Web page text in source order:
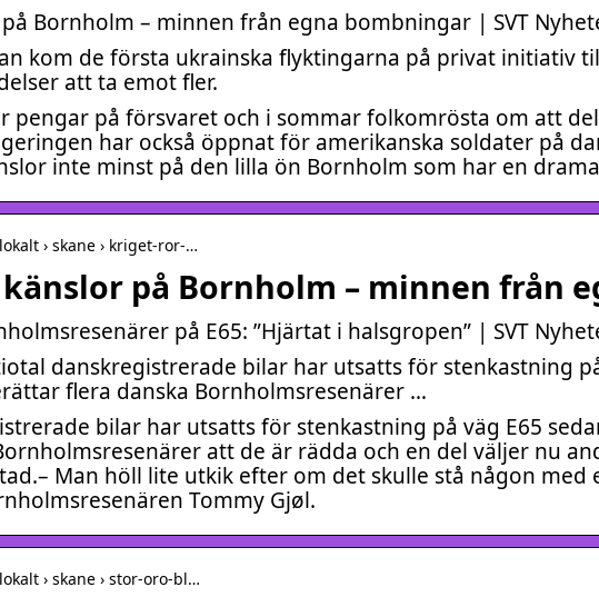
Bornholm – minnen från egna bombningar | SVT
kom de första ukrainska flyktingarna på privat initiativ
att ta emot fler.
pengar på försvaret och i sommar folkomrösta om att
har också öppnat för amerikanska soldater på
inte minst på den lilla ön Bornholm som har en
› skane › kriget-ror-…
på Bornholm – minnen från
på E65: ”Hjärtat i halsgropen” | SVT
danskregistrerade bilar har utsatts för stenkastning
flera danska Bornholmsresenärer …
bilar har utsatts för stenkastning på väg E65
att de är rädda och en del väljer nu
Man höll lite utkik efter om det skulle stå någon med
Tommy Gjøl.
› skane › stor-oro-bl…